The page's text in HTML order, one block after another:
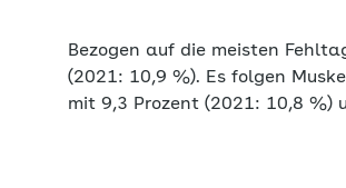
Bezogen auf die meisten
(2021: 10,9 %). Es folgen
mit 9,3 Prozent (2021: 10,8 %)